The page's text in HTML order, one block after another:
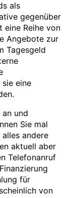
als
gegenüber
eine Reihe von
Angebote zur
Tagesgeld
eine
und
Sie mal
andere
aktuell aber
Telefonanruf
für
von